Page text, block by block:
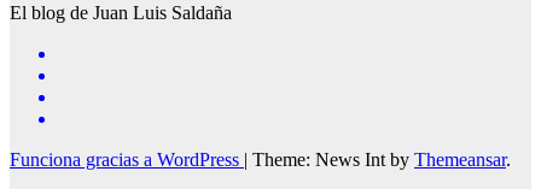
El blog de Juan Luis Saldaña
Funciona gracias a WordPress | Theme: News Int by Themeansar.